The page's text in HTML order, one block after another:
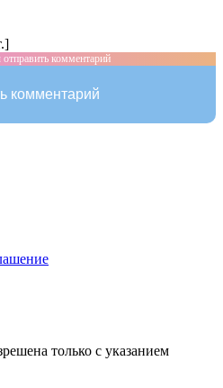
комментарий
комментарий
только с указанием